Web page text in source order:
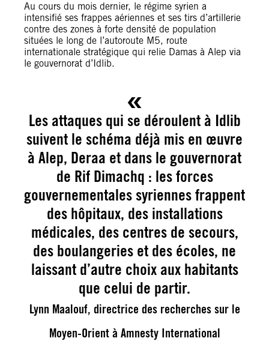
Au cours du mois dernier, le régime syrien a
intensifié ses frappes aériennes et ses tirs d’artillerie
contre des zones à forte densité de population
situées le long de l’autoroute M5, route
internationale stratégique qui relie Damas à Alep via
le gouvernorat d’Idlib.
Les attaques qui se déroulent à Idlib
suivent le schéma déjà mis en œuvre
à Alep, Deraa et dans le gouvernorat
de Rif Dimachq : les forces
gouvernementales syriennes frappent
des hôpitaux, des installations
médicales, des centres de secours,
des boulangeries et des écoles, ne
laissant d’autre choix aux habitants
que celui de partir.
Lynn Maalouf, directrice des recherches sur le
Moyen-Orient à Amnesty International